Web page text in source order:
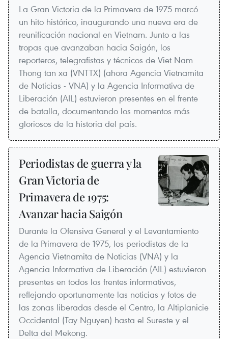
La Gran Victoria de la Primavera de 1975 marcó
un hito histórico, inaugurando una nueva era de
reunificación nacional en Vietnam. Junto a las
tropas que avanzaban hacia Saigón, los
reporteros, telegrafistas y técnicos de Viet Nam
Thong tan xa (VNTTX) (ahora Agencia Vietnamita
de Noticias - VNA) y la Agencia Informativa de
Liberación (AIL) estuvieron presentes en el frente
de batalla, documentando los momentos más
gloriosos de la historia del país.
Periodistas de guerra y la
Gran Victoria de
Primavera de 1975:
Avanzar hacia Saigón
Durante la Ofensiva General y el Levantamiento
de la Primavera de 1975, los periodistas de la
Agencia Vietnamita de Noticias (VNA) y la
Agencia Informativa de Liberación (AIL) estuvieron
presentes en todos los frentes informativos,
reflejando oportunamente las noticias y fotos de
las zonas liberadas desde el Centro, la Altiplanicie
Occidental (Tay Nguyen) hasta el Sureste y el
Delta del Mekong.